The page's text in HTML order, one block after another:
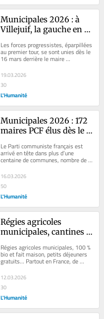
Municipales 2026 : à
Villejuif, la gauche en
la droite et l’abstention
Les forces progressistes, éparpillées
au premier tour, se sont unies dès le
16 mars derrière le maire
tandis...
19.03.2026
30
L'Humanité
Municipales 2026 : 172
maires PCF élus dès le
Le Parti communiste français est
arrivé en tête dans plus d’une
centaine de communes, nombre de
maires sortants étant réélus dès le
premier...
16.03.2026
50
L'Humanité
Régies agricoles
municipales, cantines
Quand les municipalités
de gauche verdissent les
Régies agricoles municipales, 100 %
bio et fait maison, petits déjeuners
gratuits… Partout en France, de
nombreuses villes relèvent le défi
du...
12.03.2026
30
L'Humanité